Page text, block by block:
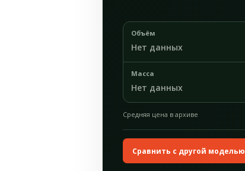
Объём
Нет данных
Масса
Нет данных
Средняя цена в архиве
Сравнить с другой моделью